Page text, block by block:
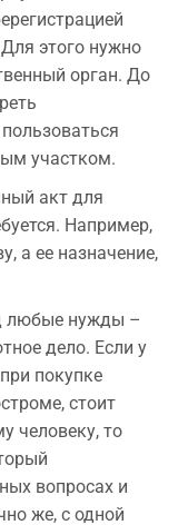
этого нужно
орган. До
участком.
акт для
Например,
а ее назначение,
любые нужды –
дело. Если у
покупке
стоит
человеку, то
вопросах и
же, с одной